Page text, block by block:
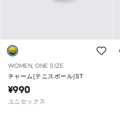
WOMEN, ONE SIZE
チャーム(テニスボール)ST
¥990
ユニセックス